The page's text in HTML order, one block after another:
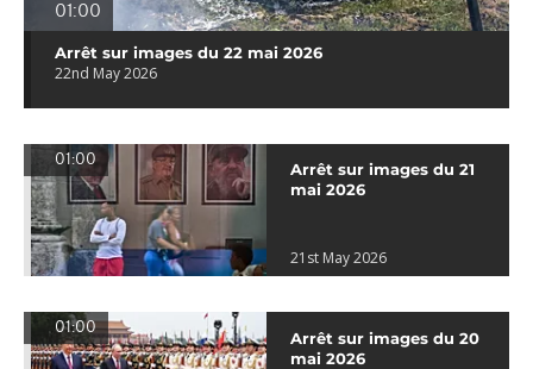
01:00
Arrêt sur images du 22 mai 2026
22nd May 2026
01:00
Arrêt sur images du 21
mai 2026
21st May 2026
01:00
Arrêt sur images du 20
mai 2026